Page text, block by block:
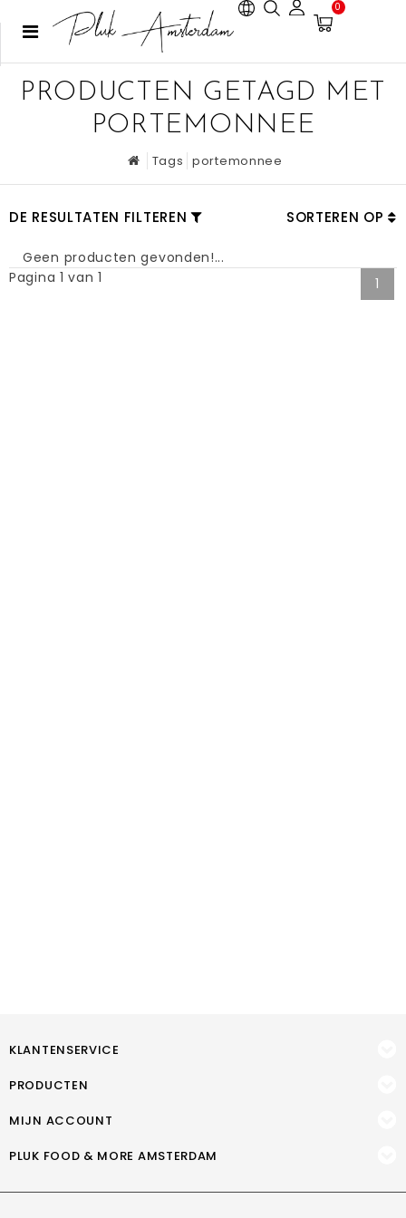
0
PRODUCTEN GETAGD MET
PORTEMONNEE
Tags portemonnee
DE RESULTATEN FILTEREN SORTEREN OP
Geen producten gevonden!...
Pagina 1 van 1
1
KLANTENSERVICE
PRODUCTEN
MIJN ACCOUNT
PLUK FOOD & MORE AMSTERDAM